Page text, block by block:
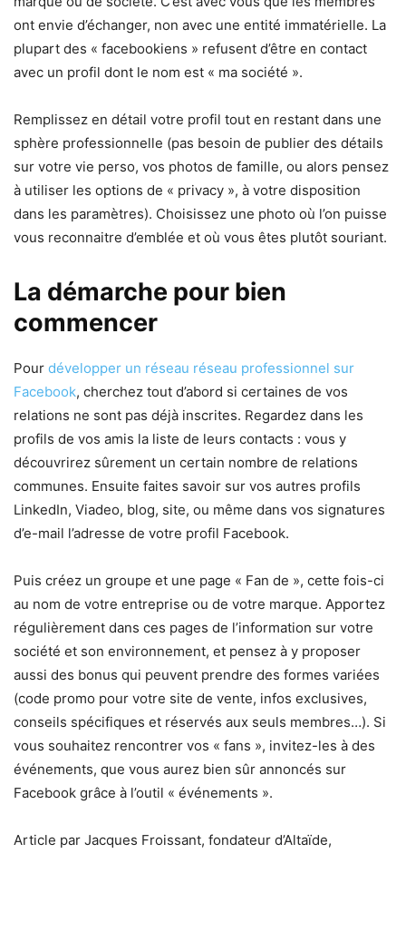
ont envie d’échanger, non avec une entité immatérielle. La
plupart des « facebookiens » refusent d’être en contact
avec un profil dont le nom est « ma société ».
Remplissez en détail votre profil tout en restant dans une
sphère professionnelle (pas besoin de publier des détails
sur votre vie perso, vos photos de famille, ou alors pensez
à utiliser les options de « privacy », à votre disposition
dans les paramètres). Choisissez une photo où l’on puisse
vous reconnaitre d’emblée et où vous êtes plutôt souriant.
La démarche pour bien
commencer
Pour développer un réseau réseau professionnel sur
Facebook, cherchez tout d’abord si certaines de vos
relations ne sont pas déjà inscrites. Regardez dans les
profils de vos amis la liste de leurs contacts : vous y
découvrirez sûrement un certain nombre de relations
communes. Ensuite faites savoir sur vos autres profils
LinkedIn, Viadeo, blog, site, ou même dans vos signatures
d’e-mail l’adresse de votre profil Facebook.
Puis créez un groupe et une page « Fan de », cette fois-ci
au nom de votre entreprise ou de votre marque. Apportez
régulièrement dans ces pages de l’information sur votre
société et son environnement, et pensez à y proposer
aussi des bonus qui peuvent prendre des formes variées
(code promo pour votre site de vente, infos exclusives,
conseils spécifiques et réservés aux seuls membres…). Si
vous souhaitez rencontrer vos « fans », invitez-les à des
événements, que vous aurez bien sûr annoncés sur
Facebook grâce à l’outil « événements ».
Article par Jacques Froissant, fondateur d’Altaïde,